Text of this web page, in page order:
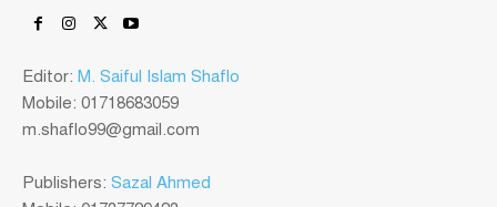
Editor: M. Saiful Islam Shaflo
Mobile: 01718683059
m.shaflo99@gmail.com
Publishers: Sazal Ahmed